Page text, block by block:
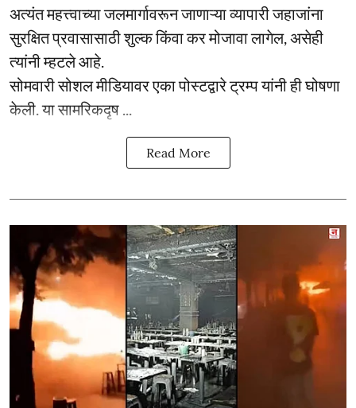
अत्यंत महत्त्वाच्या जलमार्गावरून जाणाऱ्या व्यापारी जहाजांना
सुरक्षित प्रवासासाठी शुल्क किंवा कर मोजावा लागेल, असेही
त्यांनी म्हटले आहे.
सोमवारी सोशल मीडियावर एका पोस्टद्वारे ट्रम्प यांनी ही घोषणा
केली. या सामरिकदृष ...
Read More